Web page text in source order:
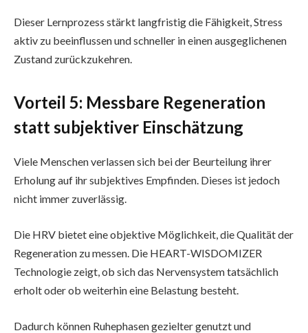
Dieser Lernprozess stärkt langfristig die Fähigkeit, Stress
aktiv zu beeinflussen und schneller in einen ausgeglichenen
Zustand zurückzukehren.
Vorteil 5: Messbare Regeneration
statt subjektiver Einschätzung
Viele Menschen verlassen sich bei der Beurteilung ihrer
Erholung auf ihr subjektives Empfinden. Dieses ist jedoch
nicht immer zuverlässig.
Die HRV bietet eine objektive Möglichkeit, die Qualität der
Regeneration zu messen. Die HEART-WISDOMIZER
Technologie zeigt, ob sich das Nervensystem tatsächlich
erholt oder ob weiterhin eine Belastung besteht.
Dadurch können Ruhephasen gezielter genutzt und